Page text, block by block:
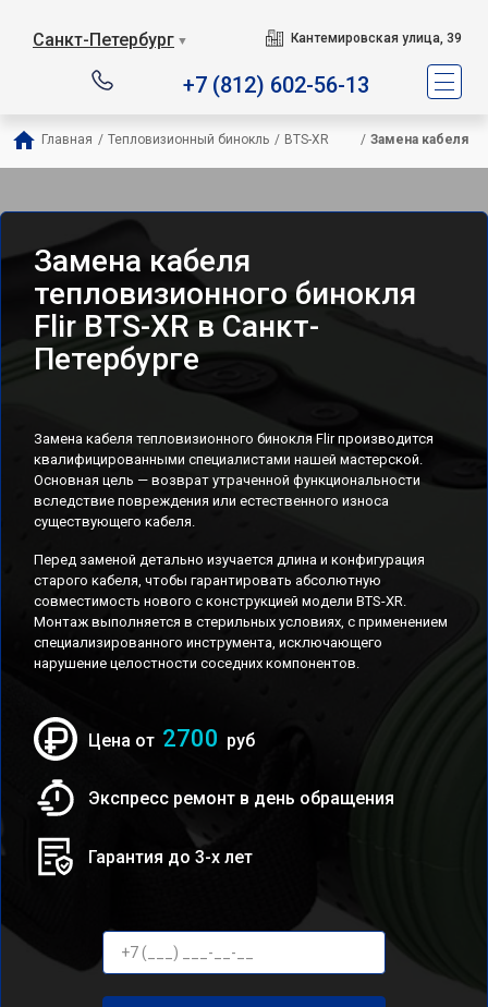
Санкт-Петербург ▼ Кантемировская улица, 39
+7 (812) 602-56-13
Главная / Тепловизионный бинокль / BTS-XR / Замена кабеля
Замена кабеля
тепловизионного бинокля
Flir BTS-XR в Санкт-
Петербурге
Замена кабеля тепловизионного бинокля Flir производится
квалифицированными специалистами нашей мастерской.
Основная цель — возврат утраченной функциональности
вследствие повреждения или естественного износа
существующего кабеля.
Перед заменой детально изучается длина и конфигурация
старого кабеля, чтобы гарантировать абсолютную
совместимость нового с конструкцией модели BTS-XR.
Монтаж выполняется в стерильных условиях, с применением
специализированного инструмента, исключающего
нарушение целостности соседних компонентов.
Цена от 2700 руб
Экспресс ремонт в день обращения
Гарантия до 3-х лет